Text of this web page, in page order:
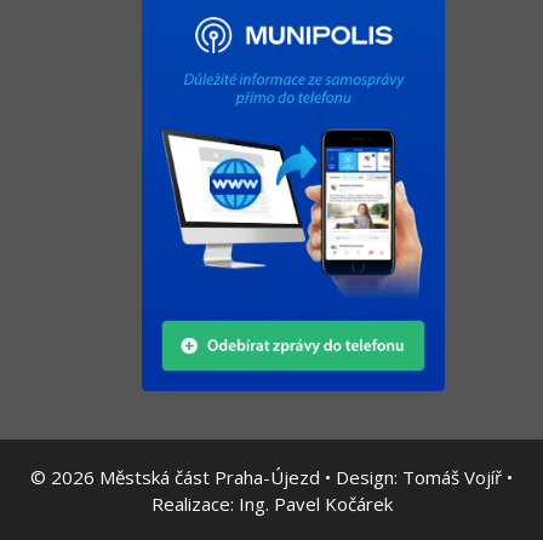
© 2026 Městská část Praha-Újezd • Design: Tomáš Vojíř •
Realizace: Ing. Pavel Kočárek